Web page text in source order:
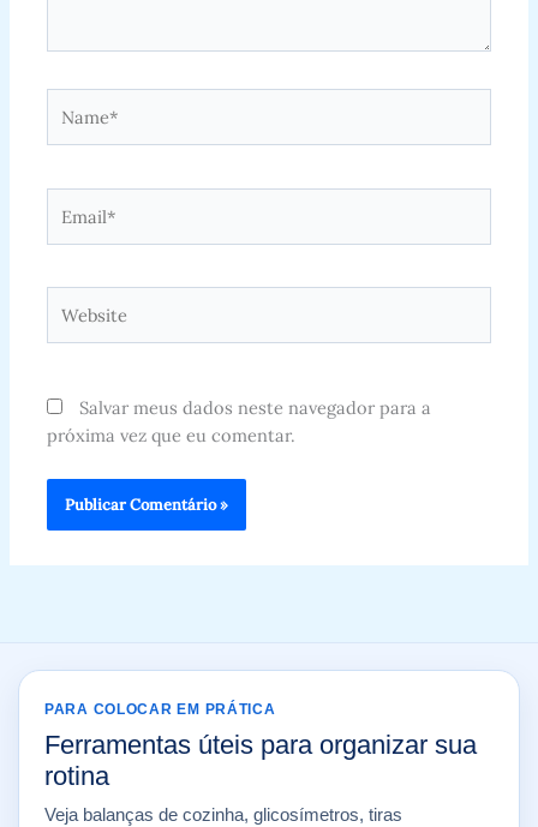
Salvar meus dados neste navegador para a
próxima vez que eu comentar.
PARA COLOCAR EM PRÁTICA
Ferramentas úteis para organizar sua
rotina
Veja balanças de cozinha, glicosímetros, tiras